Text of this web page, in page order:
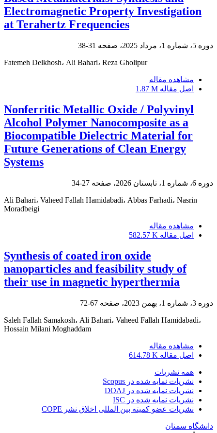
Electromagnetic Property Investigation
at Terahertz Frequencies
دوره 5، شماره 1، مرداد 2025، صفحه 31-38
Fatemeh Delkhosh، Ali Bahari، Reza Gholipur
مشاهده مقاله
اصل مقاله 1.87 M
Nonferritic Metallic Oxide / Polyvinyl
Alcohol Polymer Nanocomposite as a
Biocompatible Dielectric Material for
Future Generations of Clean Energy
Systems
دوره 6، شماره 1، تابستان 2026، صفحه 27-34
Ali Bahari، Vaheed Fallah Hamidabadi، Abbas Farhadi، Nasrin
Moradbeigi
مشاهده مقاله
اصل مقاله 582.57 K
Synthesis of coated iron oxide
nanoparticles and feasibility study of
their use in magnetic hyperthermia
دوره 3، شماره 1، بهمن 2023، صفحه 67-72
Saleh Fallah Samakosh، Ali Bahari، Vaheed Fallah Hamidabadi،
Hossain Milani Moghaddam
مشاهده مقاله
اصل مقاله 614.78 K
همه نشریات
نشریات نمایه شده در Scopus
نشریات نمایه شده در DOAJ
نشریات نمایه شده در ISC
نشریات عضو کمیته بین المللی اخلاق نشر COPE
دانشگاه سمنان